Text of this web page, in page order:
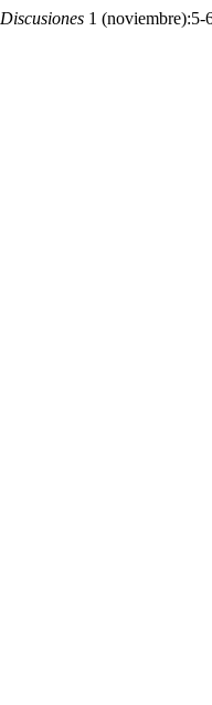
Discusiones 1 (noviembre):5-